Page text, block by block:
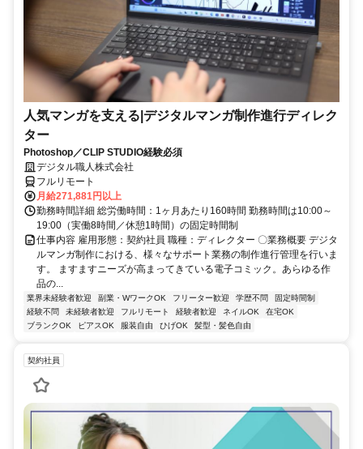
人気マンガを支える|デジタルマンガ制作進行ディレク
ター
Photoshop／CLIP STUDIO経験必須
デジタル職人株式会社
フルリモート
月給271,881円以上
勤務時間詳細 総労働時間：1ヶ月あたり160時間 勤務時間は10:00～
19:00（実働8時間／休憩1時間）の固定時間制
仕事内容 雇用形態：契約社員 職種：ディレクター 〇業務概要 デジタ
ルマンガ制作における、様々なサポート業務の制作進行管理を行いま
す。 ますますニーズが高まってきている電子コミック。あらゆる作
品の...
業界未経験者歓迎 副業・WワークOK フリーター歓迎 学歴不問
固定時間制
経験不問
未経験者歓迎 フルリモート 経験者歓迎 ネイルOK
在宅OK
ブランクOK
ピアスOK 服装自由 ひげOK 髪型・髪色自由
契約社員